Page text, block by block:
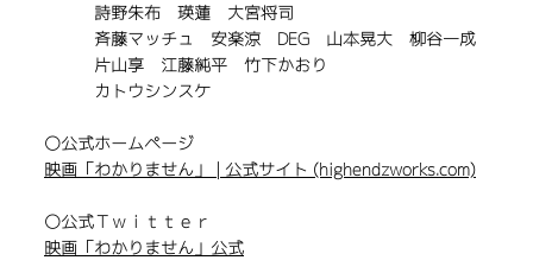
詩野朱布 瑛蓮 大宮将司
斉藤マッチュ 安楽涼 DEG 山本晃大 柳谷一成
片山享 江藤純平 竹下かおり
​ カトウシンスケ
〇公式ホームページ
映画「わかりません」 | 公式サイト (highendzworks.com)
〇公式Ｔｗｉｔｔｅｒ
映画「わかりません」公式